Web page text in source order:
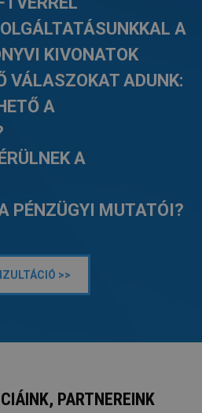
A
KIVONATOK
VÁLASZOKAT ADUNK:
A
A
PÉNZÜGYI MUTATÓI?
>>
PARTNEREINK